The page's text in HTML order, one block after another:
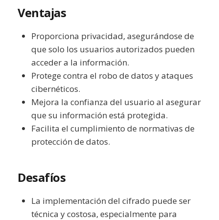
Ventajas
Proporciona privacidad, asegurándose de
que solo los usuarios autorizados pueden
acceder a la información.
Protege contra el robo de datos y ataques
cibernéticos.
Mejora la confianza del usuario al asegurar
que su información está protegida.
Facilita el cumplimiento de normativas de
protección de datos.
Desafíos
La implementación del cifrado puede ser
técnica y costosa, especialmente para